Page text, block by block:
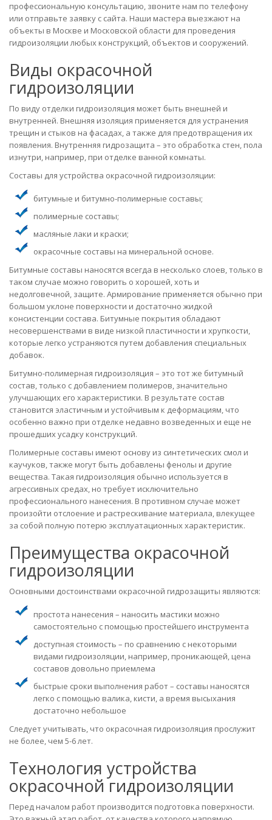
профессиональную консультацию, звоните нам по телефону
или отправьте заявку с сайта. Наши мастера выезжают на
объекты в Москве и Московской области для проведения
гидроизоляции любых конструкций, объектов и сооружений.
Виды окрасочной
гидроизоляции
По виду отделки гидроизоляция может быть внешней и
внутренней. Внешняя изоляция применяется для устранения
трещин и стыков на фасадах, а также для предотвращения их
появления. Внутренняя гидрозащита – это обработка стен, пола
изнутри, например, при отделке ванной комнаты.
Составы для устройства окрасочной гидроизоляции:
битумные и битумно-полимерные составы;
полимерные составы;
масляные лаки и краски;
окрасочные составы на минеральной основе.
Битумные составы наносятся всегда в несколько слоев, только в
таком случае можно говорить о хорошей, хоть и
недолговечной, защите. Армирование применяется обычно при
большом уклоне поверхности и достаточно жидкой
консистенции состава. Битумные покрытия обладают
несовершенствами в виде низкой пластичности и хрупкости,
которые легко устраняются путем добавления специальных
добавок.
Битумно-полимерная гидроизоляция – это тот же битумный
состав, только с добавлением полимеров, значительно
улучшающих его характеристики. В результате состав
становится эластичным и устойчивым к деформациям, что
особенно важно при отделке недавно возведенных и еще не
прошедших усадку конструкций.
Полимерные составы имеют основу из синтетических смол и
каучуков, также могут быть добавлены фенолы и другие
вещества. Такая гидроизоляция обычно используется в
агрессивных средах, но требует исключительно
профессионального нанесения. В противном случае может
произойти отслоение и растрескивание материала, влекущее
за собой полную потерю эксплуатационных характеристик.
Преимущества окрасочной
гидроизоляции
Основными достоинствами окрасочной гидрозащиты являются:
простота нанесения – наносить мастики можно
самостоятельно с помощью простейшего инструмента
доступная стоимость – по сравнению с некоторыми
видами гидроизоляции, например, проникающей, цена
составов довольно приемлема
быстрые сроки выполнения работ – составы наносятся
легко с помощью валика, кисти, а время высыхания
достаточно небольшое
Следует учитывать, что окрасочная гидроизоляция прослужит
не более, чем 5-6 лет.
Технология устройства
окрасочной гидроизоляции
Перед началом работ производится подготовка поверхности.